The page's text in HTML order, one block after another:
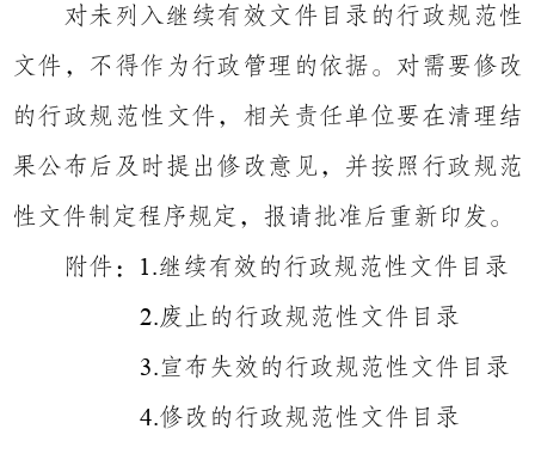
对未列入继续有效文件目录的行政规范性
文件，不得作为行政管理的依据。对需要修改
的行政规范性文件，相关责任单位要在清理结
果公布后及时提出修改意见，并按照行政规范
性文件制定程序规定，报请批准后重新印发。
附件：
1.继续有效的行政规范性文件目录
2.废止的行政规范性文件目录
3.宣布失效的行政规范性文件目录
4.修改的行政规范性文件目录